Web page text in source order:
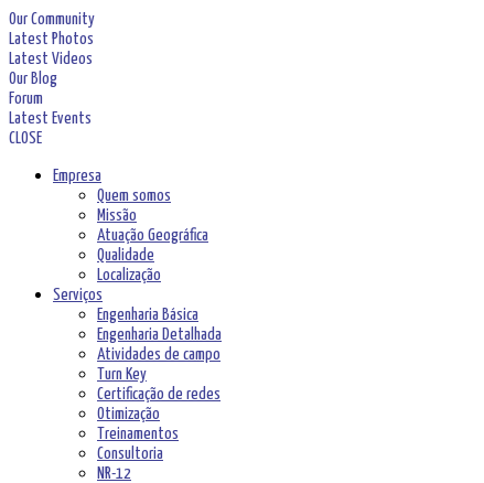
Our Community
Latest Photos
Latest Videos
Our Blog
Forum
Latest Events
CLOSE
Empresa
Quem somos
Missão
Atuação Geográfica
Qualidade
Localização
Serviços
Engenharia Básica
Engenharia Detalhada
Atividades de campo
Turn Key
Certificação de redes
Otimização
Treinamentos
Consultoria
NR-12